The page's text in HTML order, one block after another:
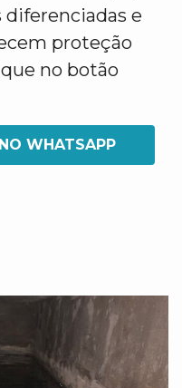
e
proteção
no botão
WHATSAPP